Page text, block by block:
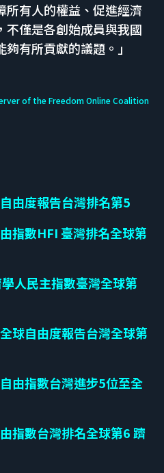
所有人的權益、促進經濟
不僅是各創始成員與我國
有所貢獻的議題。」​
of the Freedom Online Coalition
由度報告台灣排名第5
指數HFI 臺灣排名全球第
人民主指數臺灣全球第
球自由度報告台灣全球第
由指數台灣進步5位至全
指數台灣排名全球第6 躋